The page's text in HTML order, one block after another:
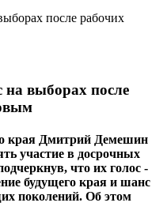
на выборах после
края Дмитрий Демешин
участие в досрочных
что их голос -
будущего края и шанс
поколений. Об этом